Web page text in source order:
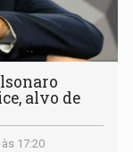
alvo de
17:20